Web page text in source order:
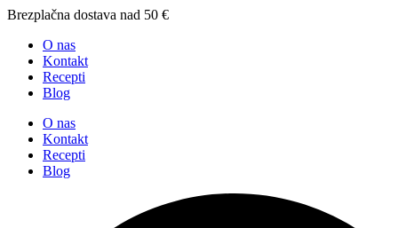
Brezplačna dostava nad 50 €
O nas
Kontakt
Recepti
Blog
O nas
Kontakt
Recepti
Blog